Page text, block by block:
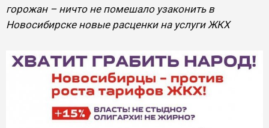
горожан – ничто не помешало узаконить в
Новосибирске новые расценки на услуги ЖКХ